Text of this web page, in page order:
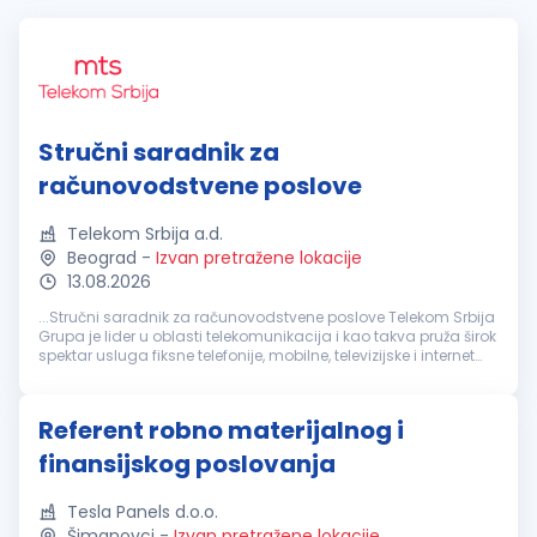
Stručni saradnik za
računovodstvene poslove
Telekom Srbija a.d.
Beograd - Izvan pretražene lokacije
13.08.2026
...Stručni saradnik za računovodstvene poslove Telekom Srbija
Grupa je lider u oblasti telekomunikacija i kao takva pruža širok
spektar usluga fiksne telefonije, mobilne, televizijske i internet
Referent robno materijalnog i
finansijskog poslovanja
Tesla Panels d.o.o.